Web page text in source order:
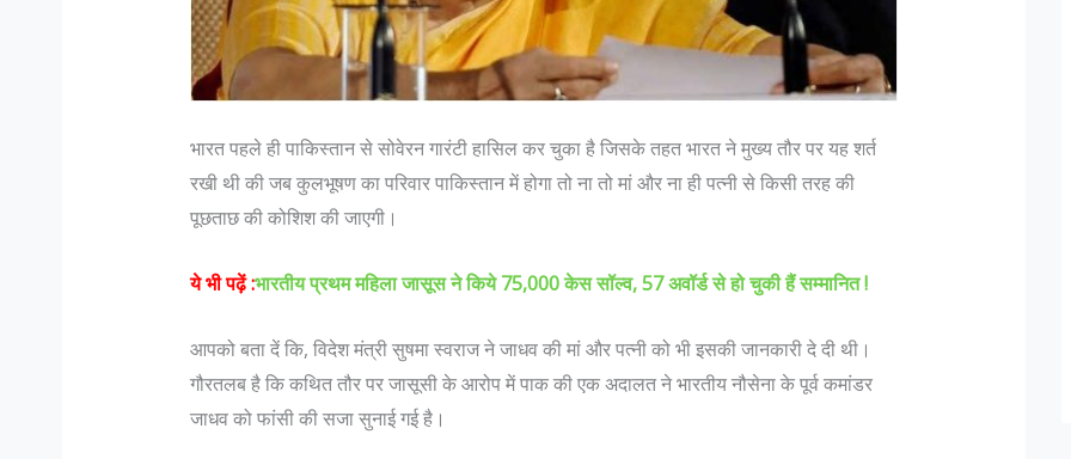
भारत पहले ही पाकिस्तान से सोवेरन गारंटी हासिल कर चुका है जिसके तहत भारत ने मुख्य तौर पर यह शर्त
रखी थी की जब कुलभूषण का परिवार पाकिस्तान में होगा तो ना तो मां और ना ही पत्नी से किसी तरह की
पूछताछ की कोशिश की जाएगी।
ये भी पढ़ें :भारतीय प्रथम महिला जासूस ने किये 75,000 केस सॉल्व, 57 अवॉर्ड से हो चुकी हैं सम्मानित !
आपको बता दें कि, विदेश मंत्री सुषमा स्वराज ने जाधव की मां और पत्नी को भी इसकी जानकारी दे दी थी।
गौरतलब है कि कथित तौर पर जासूसी के आरोप में पाक की एक अदालत ने भारतीय नौसेना के पूर्व कमांडर
जाधव को फांसी की सजा सुनाई गई है।